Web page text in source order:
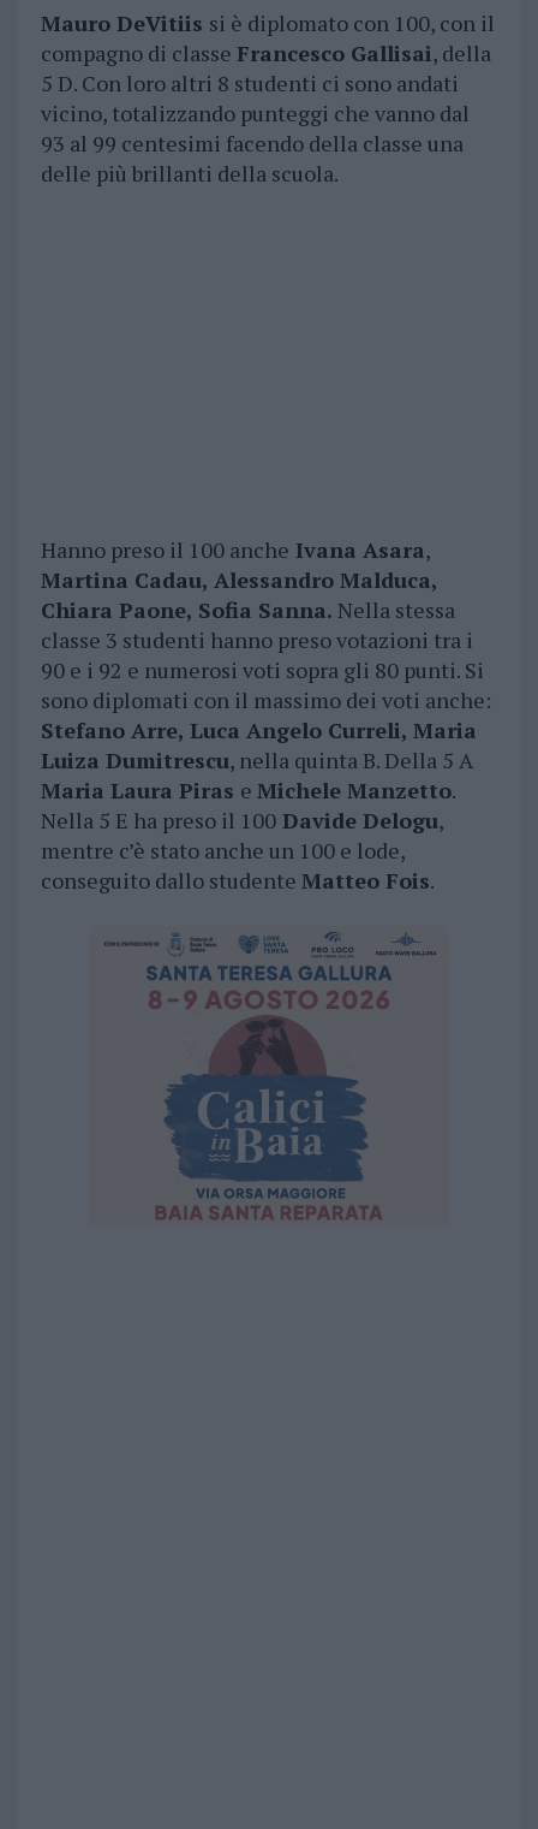
Mauro DeVitiis si è diplomato con 100, con il
compagno di classe Francesco Gallisai, della
5 D. Con loro altri 8 studenti ci sono andati
vicino, totalizzando punteggi che vanno dal
93 al 99 centesimi facendo della classe una
delle più brillanti della scuola.
Hanno preso il 100 anche Ivana Asara,
Martina Cadau, Alessandro Malduca,
Chiara Paone, Sofia Sanna. Nella stessa
classe 3 studenti hanno preso votazioni tra i
90 e i 92 e numerosi voti sopra gli 80 punti. Si
sono diplomati con il massimo dei voti anche:
Stefano Arre, Luca Angelo Curreli, Maria
Luiza Dumitrescu, nella quinta B. Della 5 A
Maria Laura Piras e Michele Manzetto.
Nella 5 E ha preso il 100Davide Delogu,
mentre c’è stato anche un 100 e lode,
conseguito dallo studente Matteo Fois.